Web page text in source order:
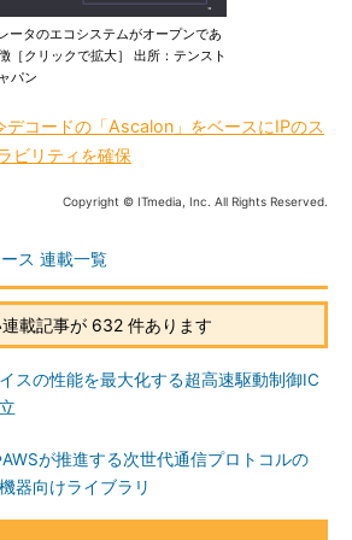
ータのエコシステムがオープンであ
［クリックで拡大］ 出所：テンスト
パン
デコードの「Ascalon」をベースにIPのス
ビリティを確保
Copyright © ITmedia, Inc. All Rights Reserved.
ス 連載一覧
載記事が 632 件あります
スの性能を最大化する超高速駆動制御IC
が推進する次世代通信プロトコルの
器向けライブラリ